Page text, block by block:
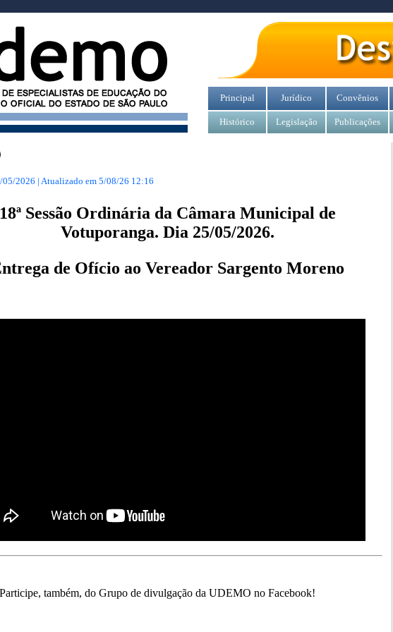
Principal Jurídico Convênios
Histórico Legislação Publicações
2026 | Atualizado em 5/08/26 12:16
18ª Sessão Ordinária da Câmara Municipal de
Votuporanga. Dia 25/05/2026.
de Ofício ao Vereador Sargento Moreno
Participe, também, do Grupo de divulgação da UDEMO no Facebook!